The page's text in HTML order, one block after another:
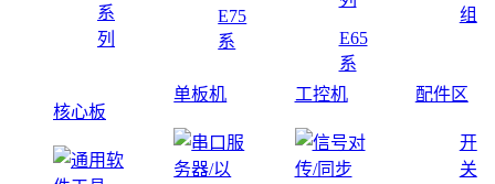
系
列
E75
系
E65
系
组
核心板
单板机 工控机 配件区
开
关